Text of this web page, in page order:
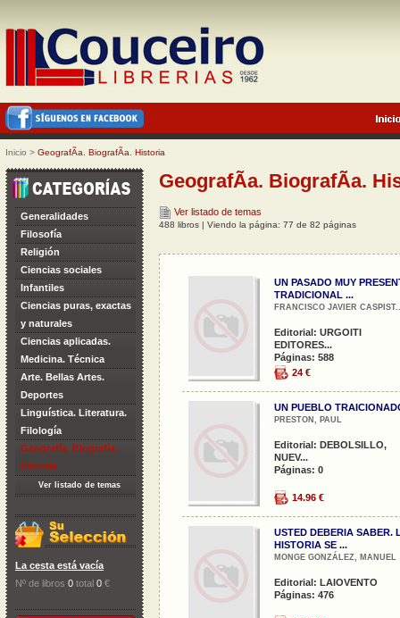
Inicio > GeografÃ­a. BiografÃ­a. Historia
Generalidades
Filosofía
Religión
Ciencias sociales
Infantiles
Ciencias puras, exactas
y naturales
Ciencias aplicadas.
Medicina. Técnica
Arte. Bellas Artes.
Deportes
Linguística. Literatura.
Filología
Geografía. Biografía.
Historia
Ver listado de temas
La cesta está vacía
Nº de libros 0 total 0 €
GeografÃ­a. BiografÃ­a.
Ver listado de temas
488 libros | Viendo la página: 77 de 82 páginas
UN PASADO MUY
TRADICIONAL ...
FRANCISCO JAVIER
Editorial: URGOITI
EDITORES...
Páginas: 588
24 €
UN PUEBLO
PRESTON, PAUL
Editorial: DEBOLSILLO,
NUEV...
Páginas: 0
14.96 €
USTED DEBERIA SABER.
HISTORIA SE ...
MONGE GONZÁLEZ, MANUEL
Editorial: LAIOVENTO
Páginas: 476